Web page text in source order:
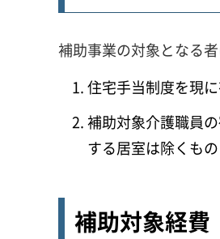
補助事業の対象となる
住宅手当制度を現
補助対象介護職員
する居室は除くもの
補助対象経費